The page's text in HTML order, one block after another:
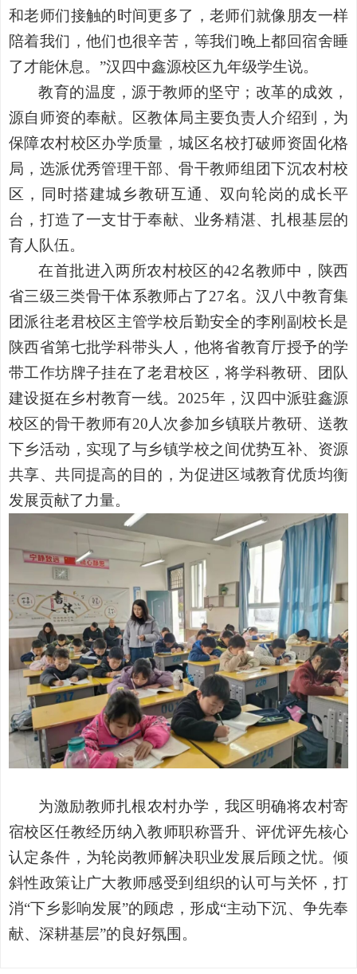
和老师们接触的时间更多了，老师们就像朋友一样
陪着我们，他们也很辛苦，等我们晚上都回宿舍睡
了才能休息。”汉四中鑫源校区九年级学生说。
教育的温度，源于教师的坚守；改革的成效，
源自师资的奉献。区教体局主要负责人介绍到，为
保障农村校区办学质量，城区名校打破师资固化格
局，选派优秀管理干部、骨干教师组团下沉农村校
区，同时搭建城乡教研互通、双向轮岗的成长平
台，打造了一支甘于奉献、业务精湛、扎根基层的
育人队伍。
在首批进入两所农村校区的42名教师中，陕西
省三级三类骨干体系教师占了27名。汉八中教育集
团派往老君校区主管学校后勤安全的李刚副校长是
陕西省第七批学科带头人，他将省教育厅授予的学
带工作坊牌子挂在了老君校区，将学科教研、团队
建设挺在乡村教育一线。2025年，汉四中派驻鑫源
校区的骨干教师有20人次参加乡镇联片教研、送教
下乡活动，实现了与乡镇学校之间优势互补、资源
共享、共同提高的目的，为促进区域教育优质均衡
发展贡献了力量。
为激励教师扎根农村办学，我区明确将农村寄
宿校区任教经历纳入教师职称晋升、评优评先核心
认定条件，为轮岗教师解决职业发展后顾之忧。倾
斜性政策让广大教师感受到组织的认可与关怀，打
消“下乡影响发展”的顾虑，形成“主动下沉、争先奉
献、深耕基层”的良好氛围。